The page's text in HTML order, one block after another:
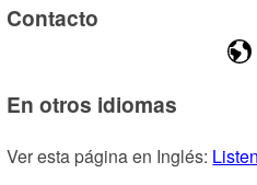
Contacto
En otros idiomas
Ver esta página en Inglés: